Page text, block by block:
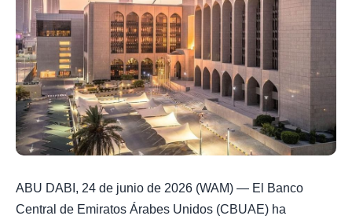
ABU DABI, 24 de junio de 2026 (WAM) — El Banco
Central de Emiratos Árabes Unidos (CBUAE) ha